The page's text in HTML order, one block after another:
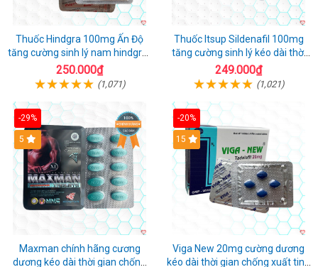
Thuốc Hindgra 100mg Ấn Độ
tăng cường sinh lý nam hindgra-
100 chống xts cương dương
250.000₫
(1,071)
Thuốc Itsup Sildenafil 100mg
tăng cường sinh lý kéo dài thời
gian cho nam
249.000₫
(1,021)
-29%
Hot
5
Maxman chính hãng cương
dương kéo dài thời gian chống
-20%
15
Viga New 20mg cường dương
kéo dài thời gian chống xuất tinh